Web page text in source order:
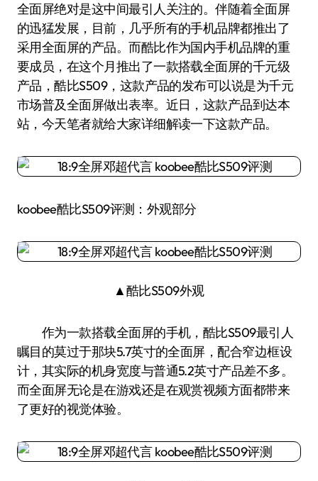
全面屏绝对是这中间最引人关注的。伴随着全面屏
的迅猛发展，目前，几乎所有的手机品牌都推出了
采用全面屏的产品。而酷比作为国内手机品牌的重
要成员，在这个月推出了一款搭载全面屏的千元级
产品，酷比S509，这款产品的发布可以说是为千元
市场普及全面屏做出表率。近日，这款产品到达本
站，今天笔者就给大家详细解读一下这款产品。
koobee酷比S509评测：外观部分
▲酷比S509外观
作为一款搭载全面屏的手机，酷比S509最引人
瞩目的莫过于那块5.7英寸的全面屏，配合窄边框设
计，其实际的机身宽度与普通5.2英寸产品差不多。
而全面屏无论是在游戏还是在观赏视频方面都带来
了更好的视觉体验。